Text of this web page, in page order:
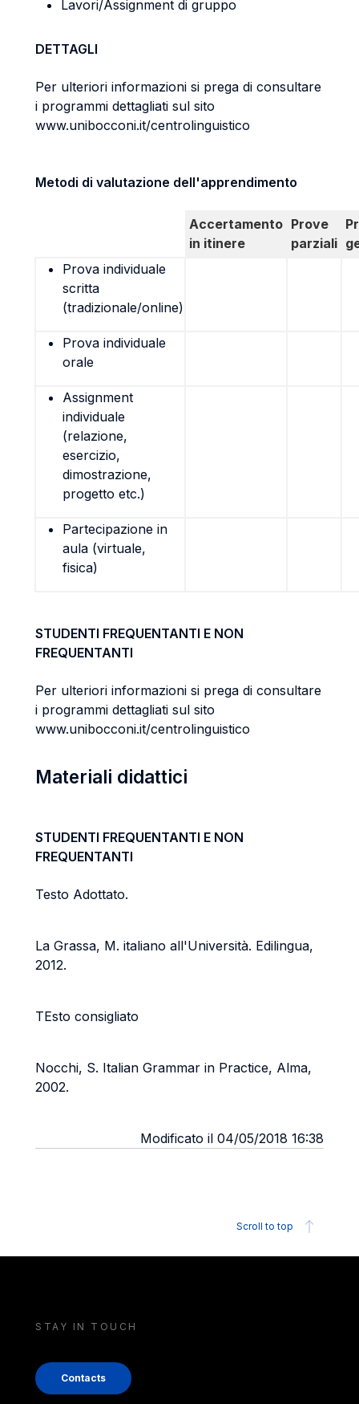
Lavori/Assignment di gruppo
DETTAGLI
Per ulteriori informazioni si prega di consultare
i programmi dettagliati sul sito
www.unibocconi.it/centrolinguistico
Metodi di valutazione dell'apprendimento
Accertamento
in itinere
Prove
parziali
Prova individuale
scritta
(tradizionale/online)
Prova individuale
orale
Assignment
individuale
(relazione,
esercizio,
dimostrazione,
progetto etc.)
Partecipazione in
aula (virtuale,
fisica)
STUDENTI FREQUENTANTI E NON
FREQUENTANTI
Per ulteriori informazioni si prega di consultare
i programmi dettagliati sul sito
www.unibocconi.it/centrolinguistico
Materiali didattici
STUDENTI FREQUENTANTI E NON
FREQUENTANTI
Testo Adottato.
La Grassa, M. italiano all'Università. Edilingua,
2012.
TEsto consigliato
Nocchi, S. Italian Grammar in Practice, Alma,
2002.
Modificato il 04/05/2018 16:38
Scroll to top
STAY IN TOUCH
Contacts